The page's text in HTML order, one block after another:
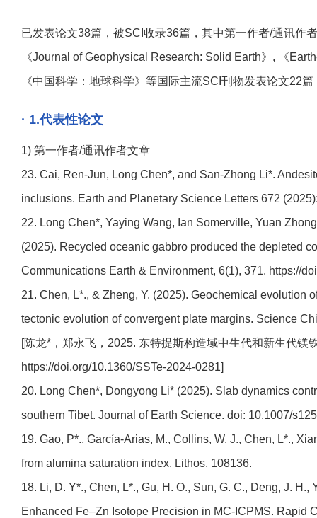
已发表论文38篇，被SCI收录36篇，其中第一作者/通讯作
《Journal of Geophysical Research: Solid Earth》, 《
《中国科学：地球科学》等国际主流SCI刊物发表论文22
· 1.代表性论文
1) 第一作者/通讯作者文章
23. Cai, Ren-Jun, Long Chen*, and San-Zhong Li*.
inclusions. Earth and Planetary Science Letters 672
22. Long Chen*, Yaying Wang, Ian Somerville, Yuan
(2025). Recycled oceanic gabbro produced the depleted
Communications Earth & Environment, 6(1), 371. https://
21. Chen, L*., & Zheng, Y. (2025). Geochemical evolution
tectonic evolution of convergent plate margins. Science
[陈龙*，郑永飞，2025. 东特提斯构造域中生代和新生代
https://doi.org/10.1360/SSTe-2024-0281]
20. Long Chen*, Dongyong Li* (2025). Slab dynamics
southern Tibet. Journal of Earth Science. doi: 10.1007/
19. Gao, P*., García-Arias, M., Collins, W. J., Chen, L*.,
from alumina saturation index. Lithos, 108136.
18. Li, D. Y*., Chen, L*., Gu, H. O., Sun, G. C., Deng, J.
Enhanced Fe–Zn Isotope Precision in MC‐ICPMS. Rapid